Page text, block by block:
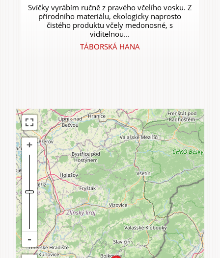
Experiences &
Agritourism
Svíčky vyrábím ručně z pravého včelího vosku. Z
přírodního materiálu, ekologicky naprosto
čistého produktu včely medonosné, s
viditelnou...
TÁBORSKÁ HANA